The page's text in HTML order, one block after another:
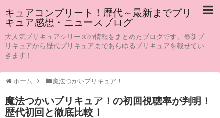
キュアコンプリート！歴代～最新までプリ
キュア感想・ニュースブログ
大人気プリキュアシリーズの情報をまとめたブログです。最新プ
リキュアから歴代プリキュアまであらゆるプリキュアを載せてい
きます！
ホーム 魔法つかいプリキュア！
魔法つかいプリキュア！の初回視聴率が判明！
歴代初回と徹底比較！